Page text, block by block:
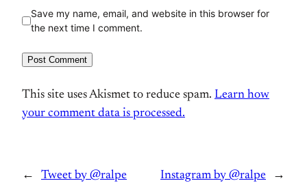
Save my name, email, and website in this browser for
the next time I comment.
This site uses Akismet to reduce spam. Learn how
your comment data is processed.
← Tweet by @ralpe Instagram by @ralpe →